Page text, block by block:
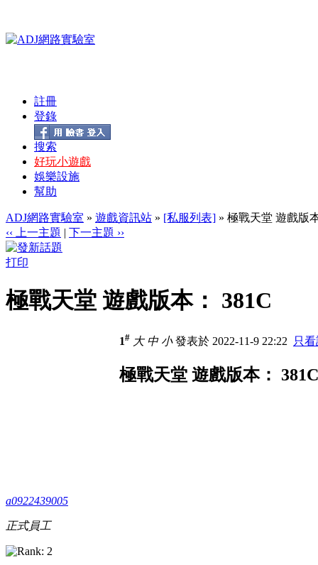
註冊
登錄
搜索
好玩小遊戲
娛樂設施
幫助
ADJ網路實驗室 » 遊戲資訊站 » [私服列表] » 極戰天堂 遊戲版
‹‹ 上一主題 | 下一主題 ››
打印
極戰天堂 遊戲版本： 381C
a0922439005
正式員工
1# 大 中 小發表於 2022-11-9 22:22 只
極戰天堂 遊戲版本： 381C